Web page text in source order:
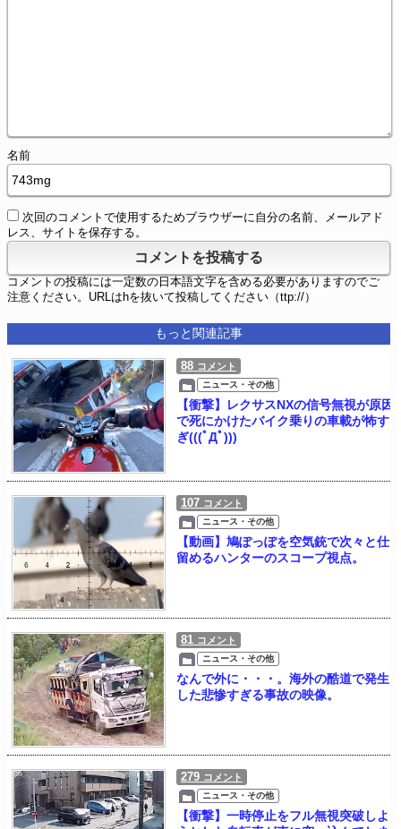
名前
次回のコメントで使用するためブラウザーに自分の名前、メールアド
レス、サイトを保存する。
コメントの投稿には一定数の日本語文字を含める必要がありますのでご
注意ください。URLはhを抜いて投稿してください（ttp://）
もっと関連記事
88 コメント
ニュース・その他
【衝撃】レクサスNXの信号無視が原因
で死にかけたバイク乗りの車載が怖す
ぎ(((ﾟДﾟ)))
107 コメント
ニュース・その他
【動画】鳩ぽっぽを空気銃で次々と仕
留めるハンターのスコープ視点。
81 コメント
ニュース・その他
なんで外に・・・。海外の酷道で発生
した悲惨すぎる事故の映像。
279 コメント
ニュース・その他
【衝撃】一時停止をフル無視突破しよ